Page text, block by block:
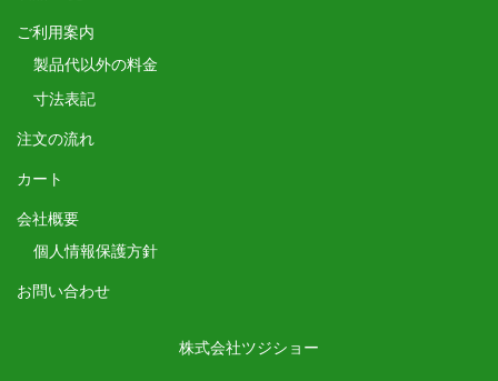
ご利用案内
製品代以外の料金
寸法表記
注文の流れ
カート
会社概要
個人情報保護方針
お問い合わせ
株式会社ツジショー